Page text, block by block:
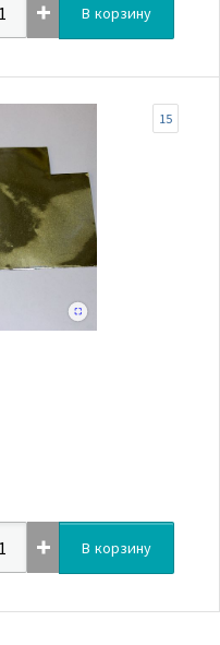
В корзину
15
В корзину